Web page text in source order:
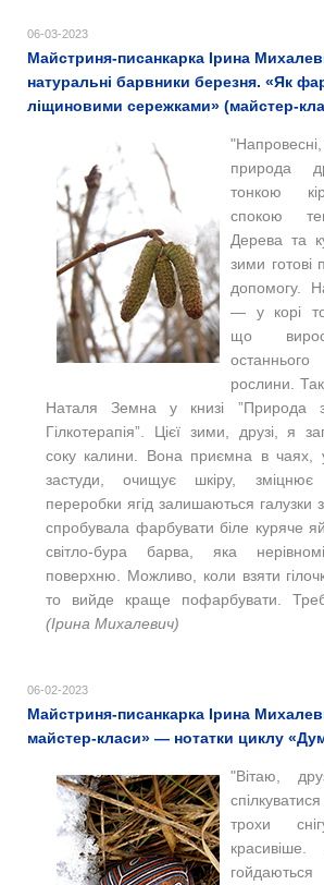
06-03-2023
Майстриня-писанкарка Ірина
натуральні барвники березня. «Як
ліщиновими сережками» (майстер-
"Напровесні,
природа
тонкою
спокою
Дерева та
зими готові
допомогу.
— у корі
що
рослини.
Наталя Земна у книзі ”Природа
Гілкотерапія”. Цієї зими, друзі, я
соку калини. Вона приємна в чаях,
застуди, очищує шкіру, зміцнює
переробки ягід залишаються галузки
спробувала фарбувати біле куряче
світло-бура барва, яка
поверхню. Можливо, коли взяти
то вийде краще пофарбувати.
(Ірина Михалевич)
06-02-2023
Майстриня-писанкарка Ірина
майстер-класи» — нотатки циклу
"Вітаю,
трохи